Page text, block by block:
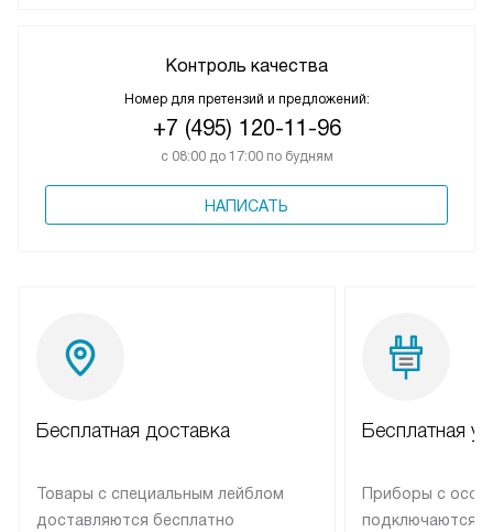
Контроль качества
Номер для претензий и предложений:
+7 (495) 120-11-96
с 08:00 до 17:00 по будням
НАПИСАТЬ
Бесплатная доставка
Товары с специальным лейблом
доставляются бесплатно
Бесплатная
Приборы с
подключаются к